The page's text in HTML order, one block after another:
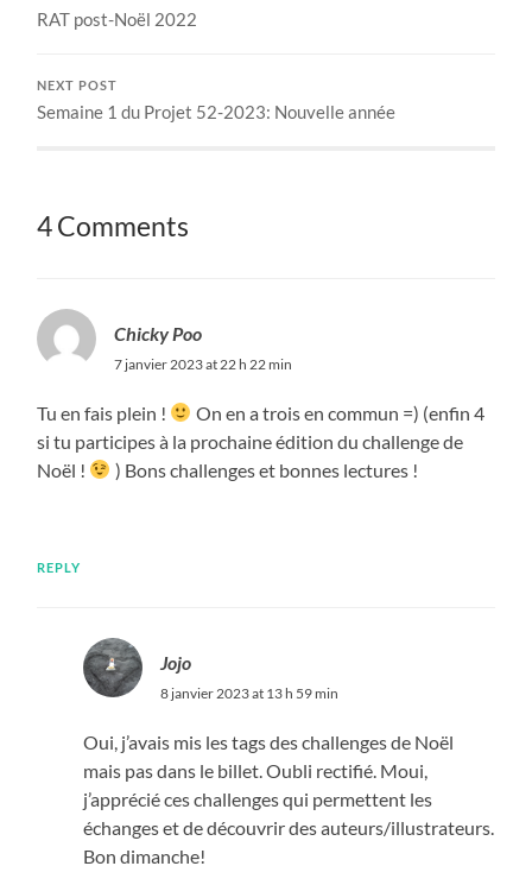
RAT post-Noël 2022
NEXT POST
Semaine 1 du Projet 52-2023: Nouvelle année
4 Comments
Chicky Poo
7 janvier 2023 at 22 h 22 min
Tu en fais plein !
On en a trois en commun =) (enfin 4
si tu participes à la prochaine édition du challenge de
Noël !
) Bons challenges et bonnes lectures !
REPLY
Jojo
8 janvier 2023 at 13 h 59 min
Oui, j’avais mis les tags des challenges de Noël
mais pas dans le billet. Oubli rectifié. Moui,
j’apprécié ces challenges qui permettent les
échanges et de découvrir des auteurs/illustrateurs.
Bon dimanche!